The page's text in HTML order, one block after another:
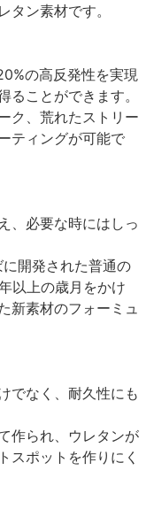
タン素材です。
の高反発性を実現
ることができます。
ク、荒れたストリー
ティングが可能で
、必要な時にはしっ
開発された普通の
以上の歳月をかけ
新素材のフォーミュ
でなく、耐久性にも
作られ、ウレタンが
スポットを作りにく